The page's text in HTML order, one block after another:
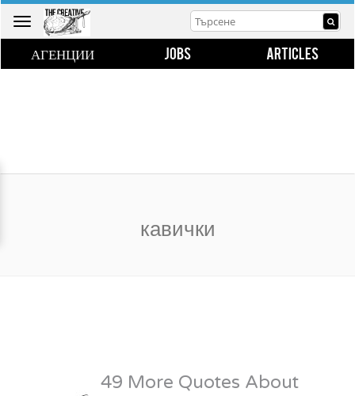
Toggle
АГЕНЦИИ JOBS ARTICLES
кавички
49 More Quotes About